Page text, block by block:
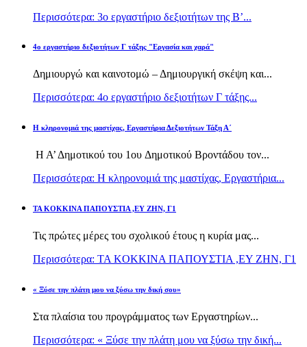
Περισσότερα: 3ο εργαστήριο δεξιοτήτων της Β’...
4ο εργαστήριο δεξιοτήτων Γ τάξης "Εργασία και χαρά"
Δημιουργώ και καινοτομώ – Δημιουργική σκέψη και...
Περισσότερα: 4ο εργαστήριο δεξιοτήτων Γ τάξης...
H κληρονομιά της μαστίχας, Εργαστήρια Δεξιοτήτων Τάξη Α΄
Η Α’ Δημοτικού του 1ου Δημοτικού Βροντάδου τον...
Περισσότερα: H κληρονομιά της μαστίχας, Εργαστήρια...
TA KOKKINA ΠΑΠΟΥΣΤΙΑ ,ΕΥ ΖΗΝ, Γ1
Τις πρώτες μέρες του σχολικού έτους η κυρία μας...
Περισσότερα: TA KOKKINA ΠΑΠΟΥΣΤΙΑ ,ΕΥ ΖΗΝ, Γ1
« Ξύσε την πλάτη μου να ξύσω την δική σου»
Στα πλαίσια του προγράμματος των Εργαστηρίων...
Περισσότερα: « Ξύσε την πλάτη μου να ξύσω την δική...